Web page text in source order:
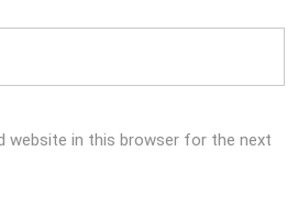
website in this browser for the next